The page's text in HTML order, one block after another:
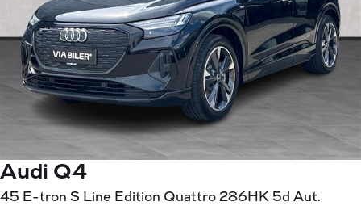
Audi Q4
45 E-tron S Line Edition Quattro 286HK 5d Aut.